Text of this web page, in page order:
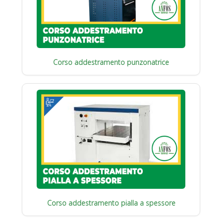
Corso addestramento punzonatrice
Corso addestramento pialla a spessore